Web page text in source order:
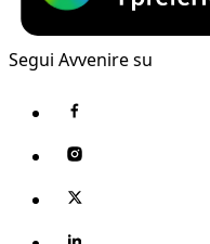
Segui Avvenire su